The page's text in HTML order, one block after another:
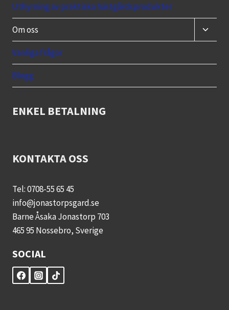
Uthyrning av praktiska hästgårdsprodukter
Om oss
Toggle
child
Vanliga frågor
Blogg
ENKEL BETALNING
KONTAKTA OSS
Tel: 0708-55 65 45
info@jonastorpsgard.se
Barne Åsaka Jonastorp 703
465 95 Nossebro, Sverige
SOCIAL